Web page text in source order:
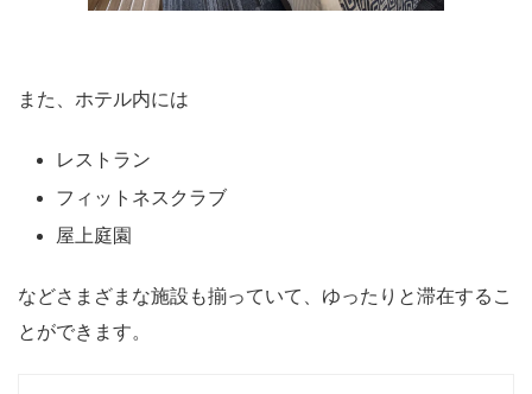
また、ホテル内には
レストラン
フィットネスクラブ
屋上庭園
などさまざまな施設も揃っていて、ゆったりと滞在するこ
とができます。